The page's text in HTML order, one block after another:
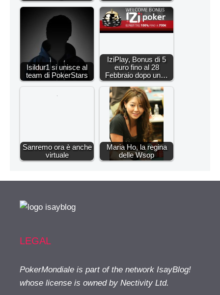
Isildur1 si unisce al
team di PokerStars
IziPlay, Bonus di 5
euro fino al 28
Febbraio dopo un…
Sanremo ora è anche
virtuale
Maria Ho, la regina
delle Wsop
LEGAL
PokerMondiale is part of the network IsayBlog!
whose license is owned by Nectivity Ltd.